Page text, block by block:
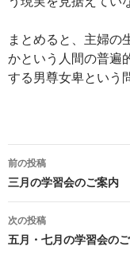
まとめると、主婦の
かという人間の普遍
する男尊女卑という
投
稿
ナ
ビ
前の投稿
三月の学習会のご案内
次の投稿
五月・七月の学習会の